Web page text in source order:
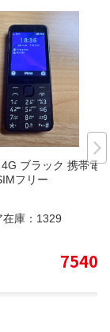
ブラック 携帯電
フリー
庫： 1329
7540